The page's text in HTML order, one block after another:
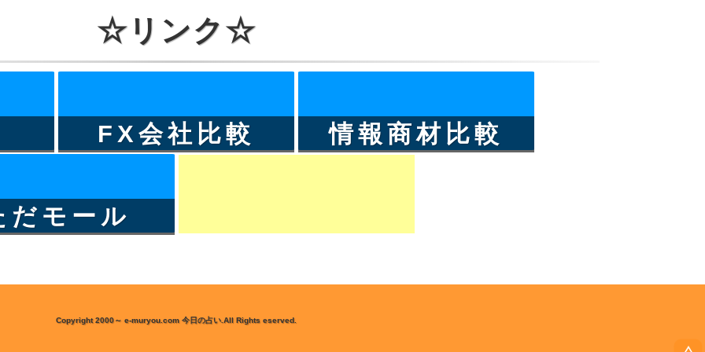
☆リンク☆
FX会社比較 情報商材比較
だモール
Copyright 2000～ e-muryou.com 今日の占い.All Rights eserved.